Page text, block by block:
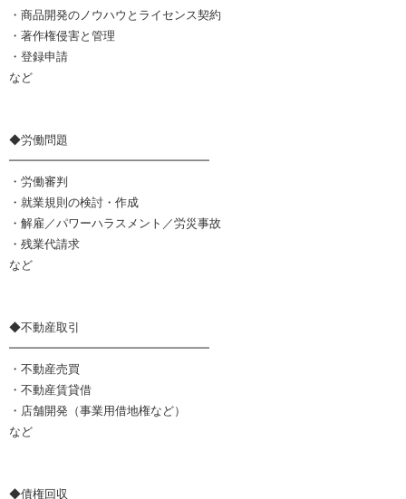
・商品開発のノウハウとライセンス契約
・著作権侵害と管理
・登録申請
など
◆労働問題
━━━━━━━━━━━━━━━━━
・労働審判
・就業規則の検討・作成
・解雇／パワーハラスメント／労災事故
・残業代請求
など
◆不動産取引
━━━━━━━━━━━━━━━━━
・不動産売買
・不動産賃貸借
・店舗開発（事業用借地権など）
など
◆債権回収